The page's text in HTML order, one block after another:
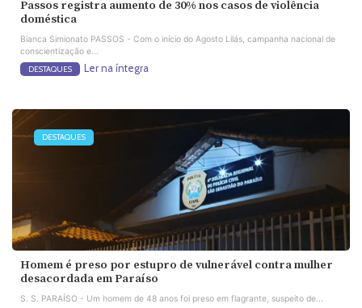
Passos registra aumento de 30% nos casos de violência
doméstica
Bianca Simionato PASSOS - Com o início do Agosto Lilás, campanha nacional de
conscientização e...
DESTAQUES Ler na íntegra
DESTAQUES
Homem é preso por estupro de vulnerável contra mulher
desacordada em Paraíso
S. S. PARAÍSO - Um homem de 48 anos foi preso em flagrante, suspeito de...